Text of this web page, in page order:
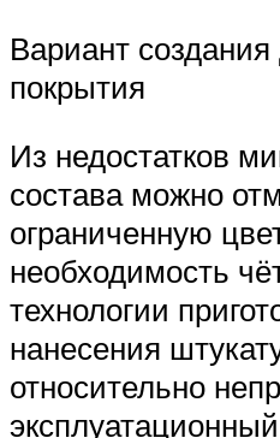
Вариант создания
покрытия
Из недостатков
состава можно
ограниченную
необходимость
технологии
нанесения
относительно